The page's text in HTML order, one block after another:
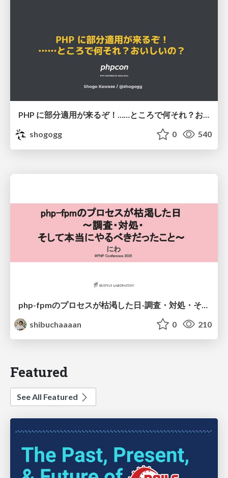
PHP に部分適用が来るぞ！……ところで何それ？おいしいの？ #phpcon / phpcon-2026
shogogg
0 540
shibuchaaaan
0 210
Featured
See All Featured